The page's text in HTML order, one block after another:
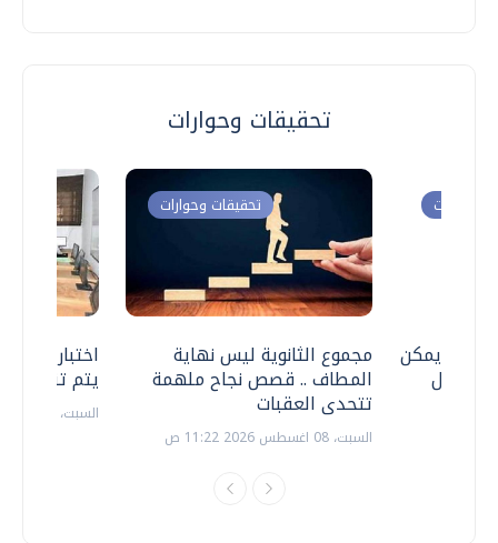
تحقيقات وحوارات
اختبارات
يتم
السبت، 18 يوليو 2026 09:22 ص
تحقيقات وحوارات
مجموع الثانوية ليس نهاية
المطاف .. قصص نجاح ملهمة
تتحدى العقبات
السبت، 08 اغسطس 2026 11:22 ص
وحوارات
.. هل يمكن
نتعامل